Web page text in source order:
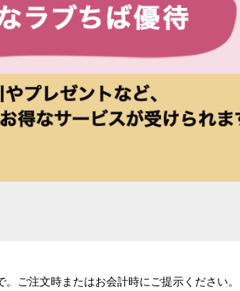
ご注文時またはお会計時にご提示ください